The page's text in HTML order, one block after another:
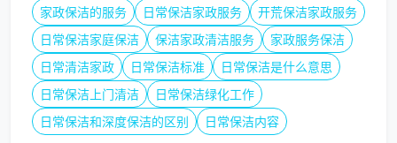
成都天均安洁保洁统一使用进口中性清洁剂，对瓷
砖釉面、不锈钢镀层、木地板表面零腐蚀，这是写进合
同的承诺。在判断成都靠谱开荒保洁公司时，你可以直
接问：“你们擦五金件用什么清洁剂？能不能写在合同
里？”对方如果回答“就用普通的，你放心”但说不出具体
品牌和类型，风险就是你的。
家政保洁的服务 日常保洁家政服务
开荒保洁家政服务
日常保洁家庭保洁
保洁家政清洁服务
家政服务保洁
日常清洁家政
日常保洁标准
日常保洁是什么意思
日常保洁上门清洁
日常保洁绿化工作
日常保洁和深度保洁的区别
日常保洁内容